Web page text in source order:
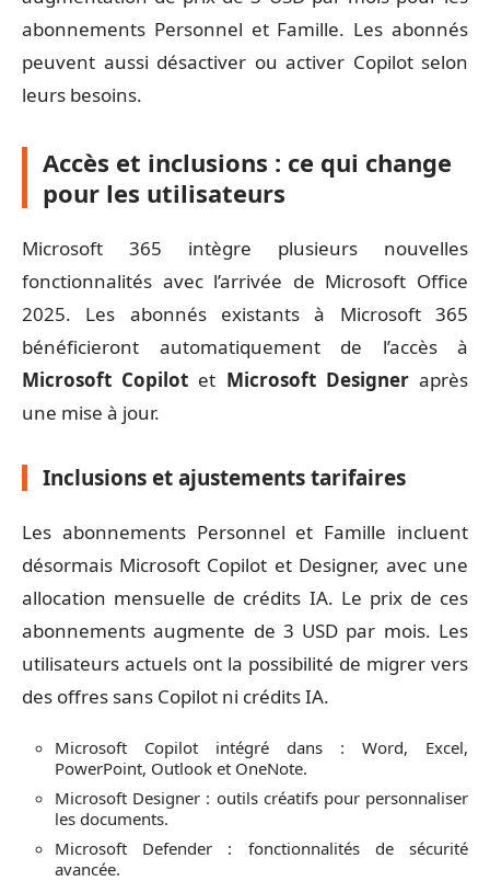
abonnements Personnel et Famille. Les abonnés
peuvent aussi désactiver ou activer Copilot selon
leurs besoins.
Accès et inclusions : ce qui change
pour les utilisateurs
Microsoft 365 intègre plusieurs nouvelles
fonctionnalités avec l’arrivée de Microsoft Office
2025. Les abonnés existants à Microsoft 365
bénéficieront automatiquement de l’accès à
Microsoft Copilot et Microsoft Designeraprès
une mise à jour.
Inclusions et ajustements tarifaires
Les abonnements Personnel et Famille incluent
désormais Microsoft Copilot et Designer, avec une
allocation mensuelle de crédits IA. Le prix de ces
abonnements augmente de 3 USD par mois. Les
utilisateurs actuels ont la possibilité de migrer vers
des offres sans Copilot ni crédits IA.
Microsoft Copilot intégré dans : Word, Excel,
PowerPoint, Outlook et OneNote.
Microsoft Designer : outils créatifs pour personnaliser
les documents.
Microsoft Defender : fonctionnalités de sécurité
avancée.